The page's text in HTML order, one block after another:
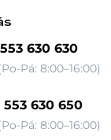
630 630
Pá: 8:00–16:00)
630 650
Pá: 8:00–16:00)